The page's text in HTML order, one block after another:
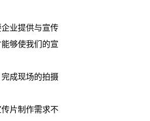
业提供与宣传
够使我们的宣
成现场的拍摄
片制作需求不